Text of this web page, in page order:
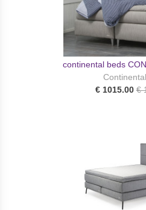
continental beds
€ 1015.00 €